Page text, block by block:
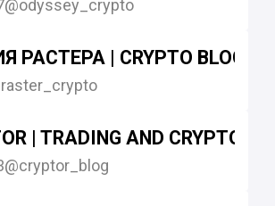
@odyssey_crypto
РАСТЕРА | CRYPTO BLOG
| TRADING AND CRYPTO
@cryptor_blog